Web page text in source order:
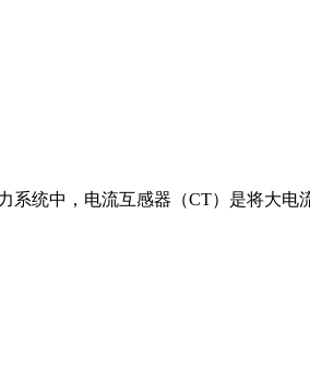
统中，电流互感器（CT）是将大电